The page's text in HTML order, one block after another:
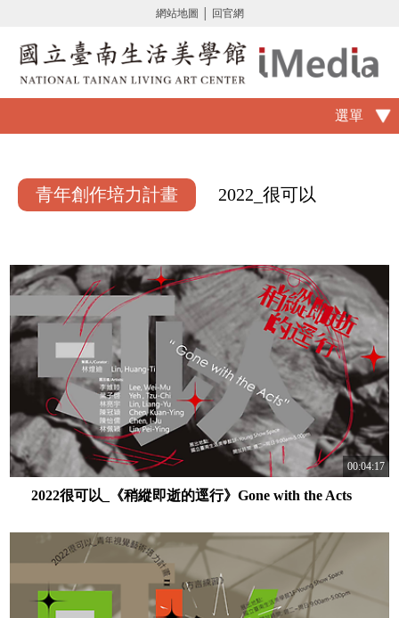
網站地圖 回官網
選單
青年創作培力計畫 2022_很可以
00:04:17
2022很可以_《稍縱即逝的逕行》Gone with the Acts